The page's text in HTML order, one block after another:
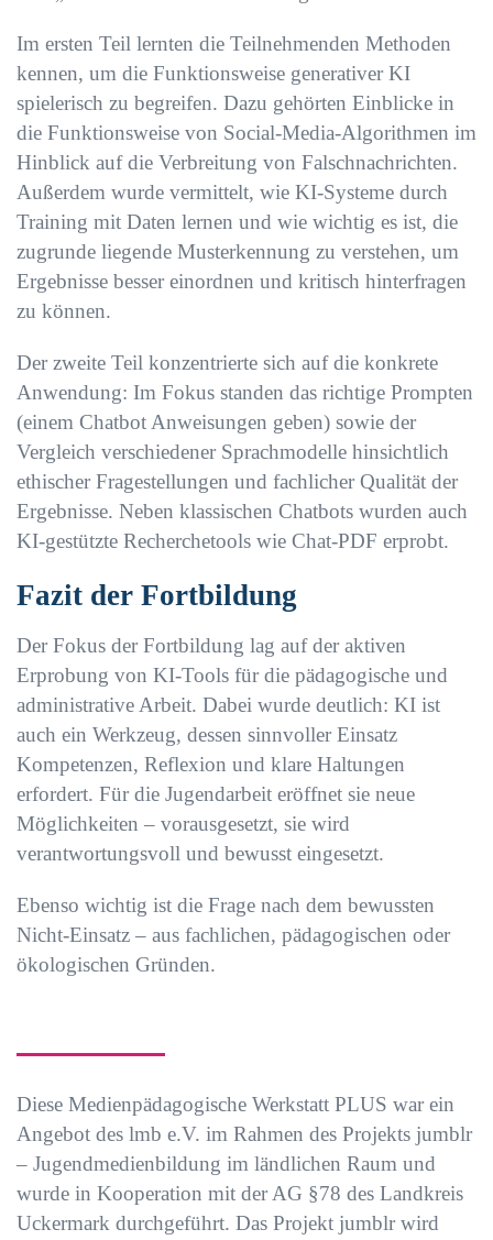
Im ersten Teil lernten die Teilnehmenden Methoden
kennen, um die Funktionsweise generativer KI
spielerisch zu begreifen. Dazu gehörten Einblicke in
die Funktionsweise von Social-Media-Algorithmen im
Hinblick auf die Verbreitung von Falschnachrichten.
Außerdem wurde vermittelt, wie KI-Systeme durch
Training mit Daten lernen und wie wichtig es ist, die
zugrunde liegende Musterkennung zu verstehen, um
Ergebnisse besser einordnen und kritisch hinterfragen
zu können.
Der zweite Teil konzentrierte sich auf die konkrete
Anwendung: Im Fokus standen das richtige Prompten
(einem Chatbot Anweisungen geben) sowie der
Vergleich verschiedener Sprachmodelle hinsichtlich
ethischer Fragestellungen und fachlicher Qualität der
Ergebnisse. Neben klassischen Chatbots wurden auch
KI-gestützte Recherchetools wie Chat-PDF erprobt.
Fazit der Fortbildung
Der Fokus der Fortbildung lag auf der aktiven
Erprobung von KI-Tools für die pädagogische und
administrative Arbeit. Dabei wurde deutlich: KI ist
auch ein Werkzeug, dessen sinnvoller Einsatz
Kompetenzen, Reflexion und klare Haltungen
erfordert. Für die Jugendarbeit eröffnet sie neue
Möglichkeiten – vorausgesetzt, sie wird
verantwortungsvoll und bewusst eingesetzt.
Ebenso wichtig ist die Frage nach dem bewussten
Nicht-Einsatz – aus fachlichen, pädagogischen oder
ökologischen Gründen.
Diese Medienpädagogische Werkstatt PLUS war ein
Angebot des lmb e.V. im Rahmen des Projekts jumblr
– Jugendmedienbildung im ländlichen Raum und
wurde in Kooperation mit der AG §78 des Landkreis
Uckermark durchgeführt. Das Projekt jumblr wird